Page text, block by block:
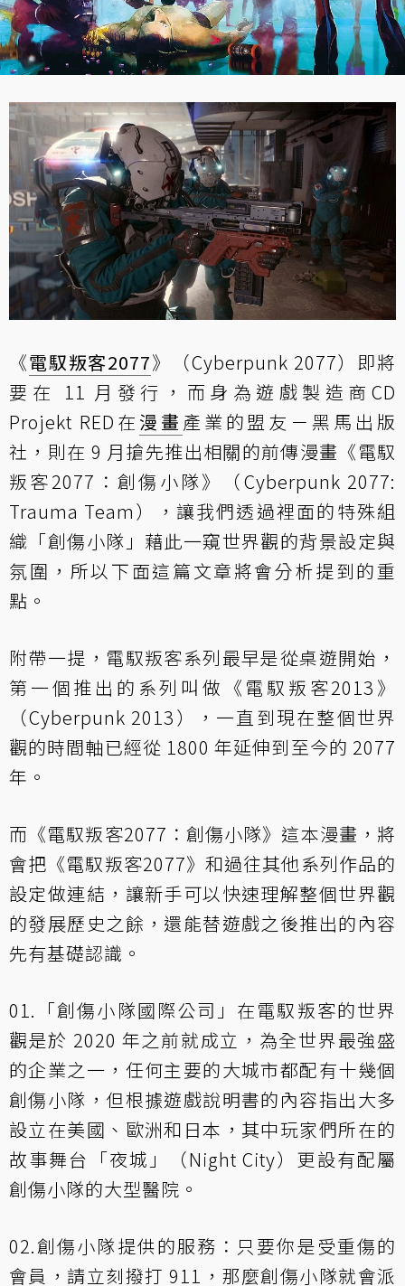
《電馭叛客2077》（Cyberpunk 2077）即將
要在 11 月發行，而身為遊戲製造商CD
Projekt RED在 漫畫 產業的盟友－黑馬出版
社，則在 9 月搶先推出相關的前傳漫畫 《電馭
叛客2077：創傷小隊》（Cyberpunk 2077:
Trauma Team），讓我們透過裡面的特殊組
織「創傷小隊」藉此一窺世界觀的背景設定與
氛圍，所以下面這篇文章將會分析提到的重
點。
附帶一提，電馭叛客系列最早是從桌遊開始，
第一個推出的系列叫做《電馭叛客2013》
（Cyberpunk 2013），一直到現在整個世界
觀的時間軸已經從 1800 年延伸到至今的 2077
年。
而《電馭叛客2077：創傷小隊》這本漫畫，將
會把《電馭叛客2077》和過往其他系列作品的
設定做連結，讓新手可以快速理解整個世界觀
的發展歷史之餘，還能替遊戲之後推出的內容
先有基礎認識。
01.「創傷小隊國際公司」在電馭叛客的世界
觀是於 2020 年之前就成立，為全世界最強盛
的企業之一，任何主要的大城市都配有十幾個
創傷小隊，但根據遊戲說明書的內容指出大多
設立在美國、歐洲和日本，其中玩家們所在的
故事舞台「夜城」（Night City）更設有配屬
創傷小隊的大型醫院。
02.創傷小隊提供的服務：只要你是受重傷的
會員，請立刻撥打 911，那麼創傷小隊就會派